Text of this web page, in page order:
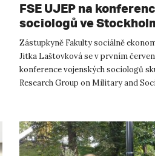
FSE UJEP na
sociologů ve
Zástupkyně Fakulty sociálně
Jitka Laštovková se v prvním
konference vojenských sociologů
Research Group on Military and